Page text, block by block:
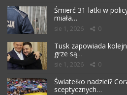
Śmierć 31-latki w
miała…
sie 1, 2026 0
Tusk zapowiada
grze są…
sie 1, 2026 0
Światełko nadziei?
sceptycznych…